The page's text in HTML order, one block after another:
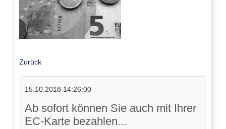
Zurück
15.10.2018 14:26:00
Ab sofort können Sie auch mit Ihrer
EC-Karte bezahlen...